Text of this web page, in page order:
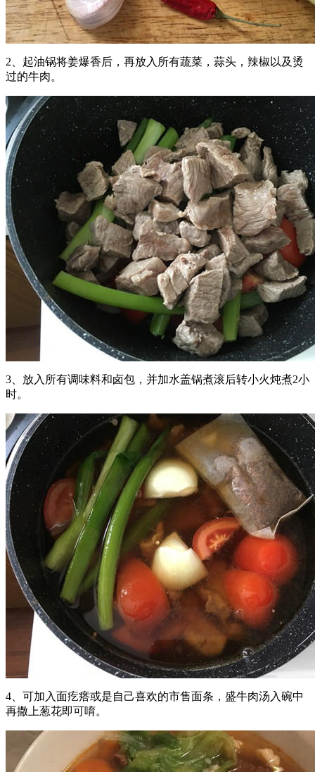
2、起油锅将姜爆香后，再放入所有蔬菜，蒜头，辣椒以及烫
过的牛肉。
3、放入所有调味料和卤包，并加水盖锅煮滚后转小火炖煮2小
时。
4、可加入面疙瘩或是自己喜欢的市售面条，盛牛肉汤入碗中
再撒上葱花即可唷。